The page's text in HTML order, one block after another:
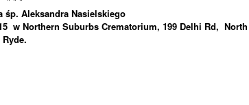
śp. Aleksandra Nasielskiego
w Northern Suburbs Crematorium, 199 Delhi Rd, North
Ryde.